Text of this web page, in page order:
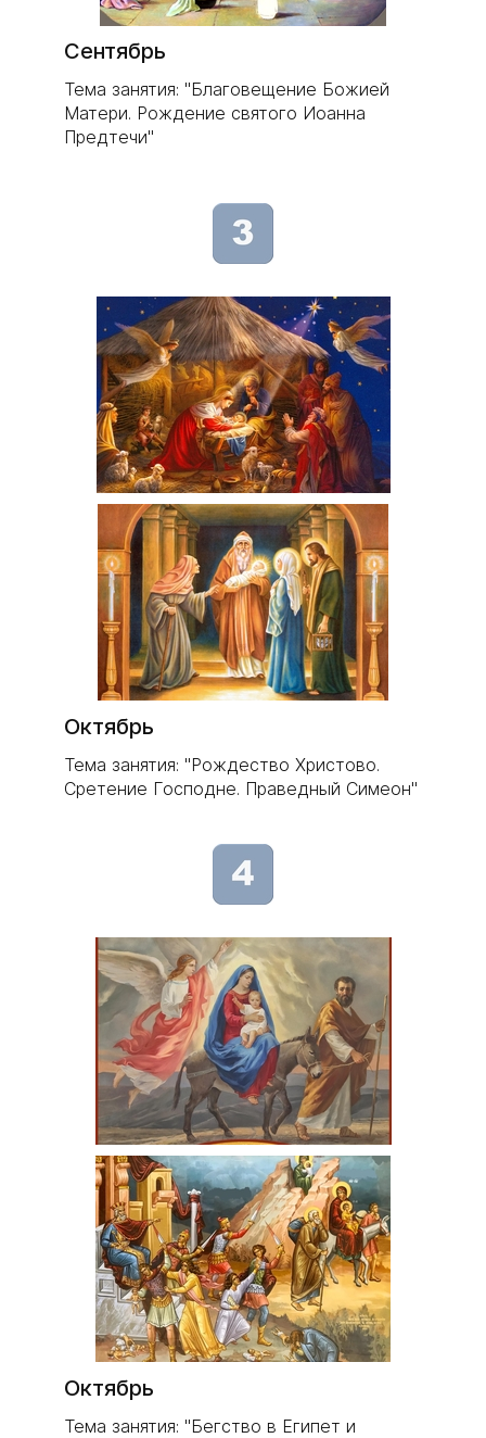
Сентябрь
Тема занятия: "Благовещение Божией
Матери. Рождение святого Иоанна
Предтечи"
Октябрь
Тема занятия: "Рождество Христово.
Сретение Господне. Праведный Симеон"
Октябрь
Тема занятия: "Бегство в Египет и